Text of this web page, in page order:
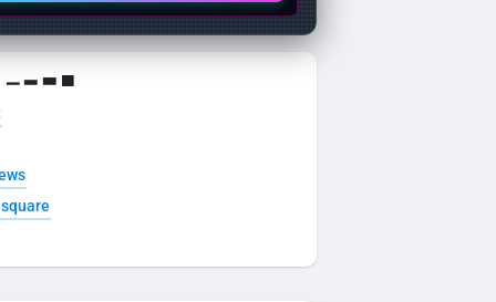
▁ ▂ ▃ ▄